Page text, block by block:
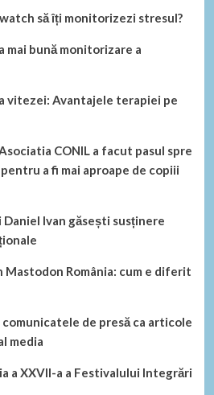
să îți monitorizezi stresul?
mai bună monitorizare a
vitezei: Avantajele terapiei pe
CONIL a facut pasul spre
a fi mai aproape de copiii
Ivan găsești susținere
Mastodon România: cum e diferit
de presă ca articole
media
a XXVII-a a Festivalului Integrări